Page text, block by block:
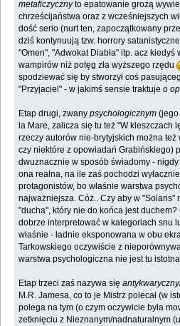
metaficzycznyto epatowanie grozą
chrześcijaństwa oraz z wcześniejszych
dość serio (nurt ten, zapoczątkowany
dziś kontynuują tzw. horrory
"Omen", "Adwokat Diabła" itp. acz kiedyś
wampirów niż potęg zła wyższego rzędu
spodziewać się by stworzył coś
"Przyjaciel" - w jakimś sensie traktuje o
Etap drugi, zwanypsychologicznym (jego
la Mare, zalicza się tu też "W kleszczach
rzeczy autorów nie-brytyjskich można
czy niektóre z opowiadań Grabińskiego)
dwuznacznie w sposób świadomy -
ona realna, na ile zaś pochodzi
protagonistów, bo właśnie warstwa
najważniejsza. Cóż.. Czy aby w "Solaris"
"ducha", który nie do końca jest
dobrze interpretować w kategoriach snu
właśnie - ładnie eksponowana w obu
Tarkowskiego oczywiście z
warstwa psychologiczna nie jest tu
Etap trzeci zaś nazywa się
M.R. Jamesa, co to je Mistrz polecał (w
polega na tym (o czym oczywicie była
zetknięciu z Nieznanym/nadnaturalnym